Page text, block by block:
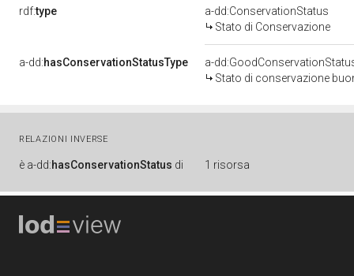
rdf:type
a-dd:ConservationStatus
Stato di Conservazione
a-dd:hasConservationStatusType
a-
Stato di conservazione
RELAZIONI INVERSE
è a-dd:hasConservationStatus di 1 risorsa